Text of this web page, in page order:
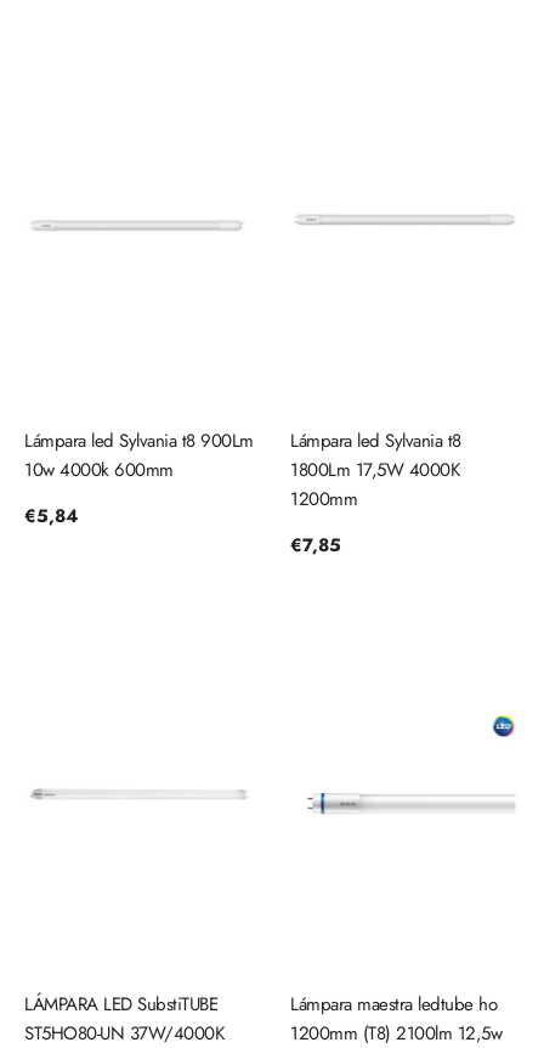
Lámpara led Sylvania t8 900Lm
10w 4000k 600mm
Precio
€5,84
Lámpara led Sylvania t8
1800Lm 17,5W 4000K
1200mm
Precio
€7,85
LÁMPARA LED SubstiTUBE
ST5HO80-UN 37W/4000K
Lámpara maestra ledtube ho
1200mm (T8) 2100lm 12,5w